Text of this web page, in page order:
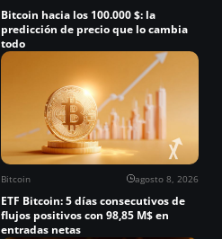
Bitcoin hacia los 100.000 $: la
predicción de precio que lo cambia
todo
Bitcoin agosto 8, 2026
ETF Bitcoin: 5 días consecutivos de
flujos positivos con 98,85 M$ en
entradas netas